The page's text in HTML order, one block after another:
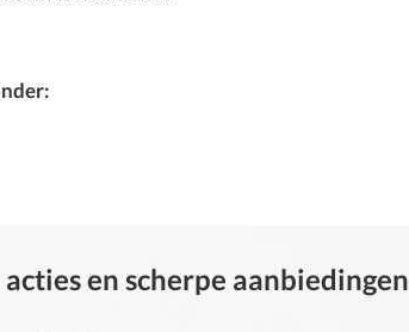
en scherpe aanbiedingen